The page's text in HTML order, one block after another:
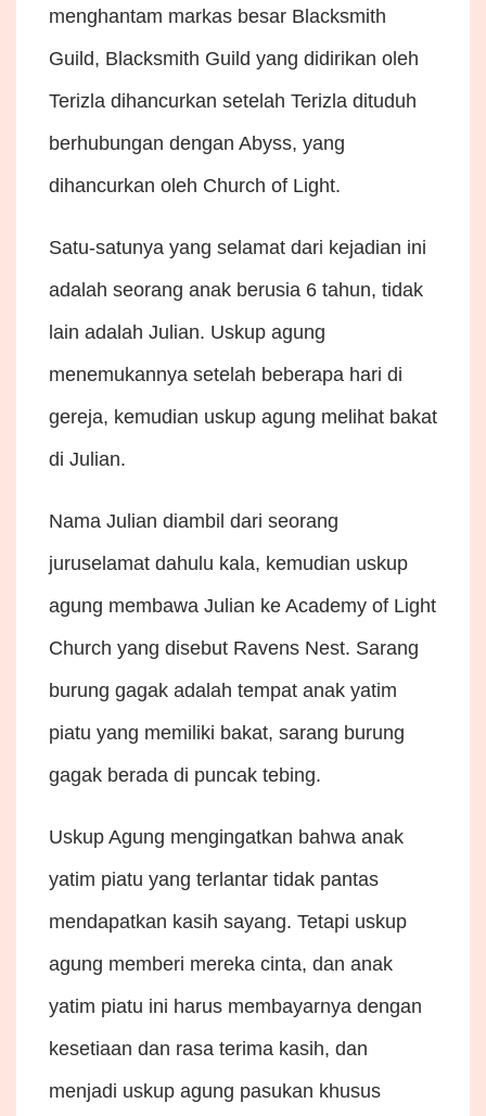
menghantam markas besar Blacksmith
Guild, Blacksmith Guild yang didirikan oleh
Terizla dihancurkan setelah Terizla dituduh
berhubungan dengan Abyss, yang
dihancurkan oleh Church of Light.
Satu-satunya yang selamat dari kejadian ini
adalah seorang anak berusia 6 tahun, tidak
lain adalah Julian. Uskup agung
menemukannya setelah beberapa hari di
gereja, kemudian uskup agung melihat bakat
di Julian.
Nama Julian diambil dari seorang
juruselamat dahulu kala, kemudian uskup
agung membawa Julian ke Academy of Light
Church yang disebut Ravens Nest. Sarang
burung gagak adalah tempat anak yatim
piatu yang memiliki bakat, sarang burung
gagak berada di puncak tebing.
Uskup Agung mengingatkan bahwa anak
yatim piatu yang terlantar tidak pantas
mendapatkan kasih sayang. Tetapi uskup
agung memberi mereka cinta, dan anak
yatim piatu ini harus membayarnya dengan
kesetiaan dan rasa terima kasih, dan
menjadi uskup agung pasukan khusus